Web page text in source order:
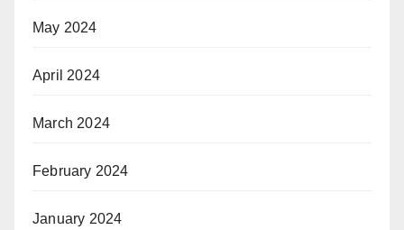
May 2024
April 2024
March 2024
February 2024
January 2024